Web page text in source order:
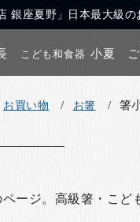
銀座夏野」日本最大級
こども和食器 小夏
お買い物 お箸 箸
ージ。高級箸・こど